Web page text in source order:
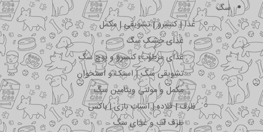
سگ
غذا | کنسرو | تشویقی | مکمل
غذای خشک سگ
غذای مرطوب، کنسرو و پوچ سگ
تشویقی سگ | اسنک و استخوان
مکمل و مولتی ویتامین سگ
ظرف | قلاده | اسباب بازی | باکس
ظرف آب و غذای سگ